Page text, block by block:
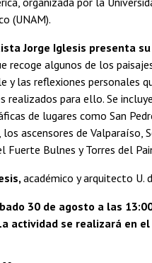
(UNAM).
Jorge Iglesis presenta
recoge algunos de los
y las reflexiones personales
realizados para ello. Se
de lugares como San
los ascensores de Valparaíso,
Fuerte Bulnes y Torres del
académico y arquitecto U.
30 de agosto a las
actividad se realizará en el